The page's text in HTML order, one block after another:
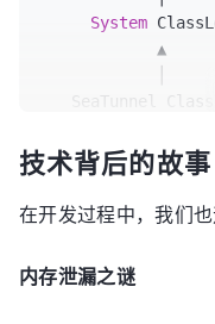
System
            │
Plugin-specific
技术背后的故事
在开发过程中，我们
内存泄漏之谜